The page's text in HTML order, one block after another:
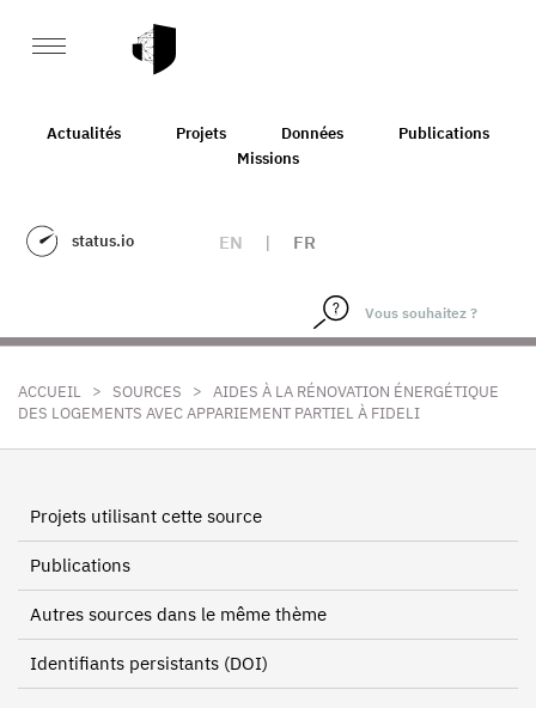
Actualités Projets Données
Publications
Missions
status.io EN | FR
ACCUEIL > SOURCES > AIDES À LA RÉNOVATION ÉNERGÉTIQUE
DES LOGEMENTS AVEC APPARIEMENT PARTIEL À FIDELI
Projets utilisant cette source
Publications
Autres sources dans le même thème
Identifiants persistants (DOI)